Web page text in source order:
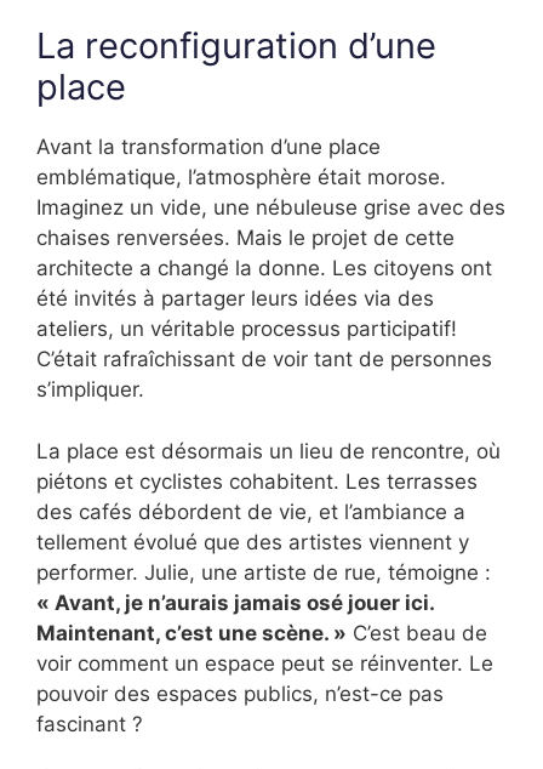
La reconfiguration d’une
place
Avant la transformation d’une place
emblématique, l’atmosphère était morose.
Imaginez un vide, une nébuleuse grise avec des
chaises renversées. Mais le projet de cette
architecte a changé la donne. Les citoyens ont
été invités à partager leurs idées via des
ateliers, un véritable processus participatif!
C’était rafraîchissant de voir tant de personnes
s’impliquer.
La place est désormais un lieu de rencontre, où
piétons et cyclistes cohabitent. Les terrasses
des cafés débordent de vie, et l’ambiance a
tellement évolué que des artistes viennent y
performer. Julie, une artiste de rue, témoigne :
« Avant, je n’aurais jamais osé jouer ici.
Maintenant, c’est une scène. » C’est beau de
voir comment un espace peut se réinventer. Le
pouvoir des espaces publics, n’est-ce pas
fascinant ?